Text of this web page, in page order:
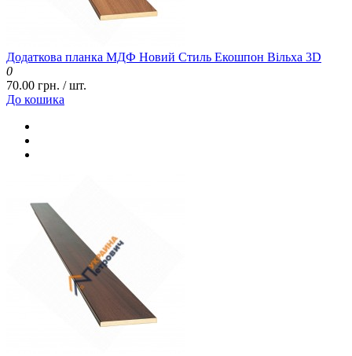
Додаткова планка МДФ Новий Стиль Екошпон Вільха 3D
0
70.00 грн. / шт.
До кошика